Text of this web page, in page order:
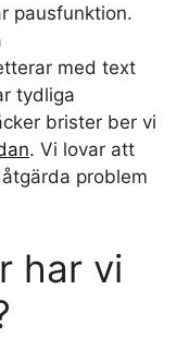
pausfunktion.
med text
tydliga
brister ber vi
. Vi lovar att
problem
har vi